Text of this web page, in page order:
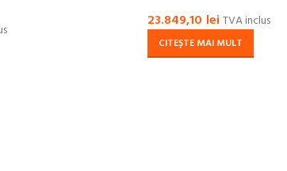
23.849,10 lei TVA inclus
CITEȘTE MAI MULT